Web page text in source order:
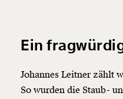
Ein
Johannes Leitner zählt
So wurden die Staub-